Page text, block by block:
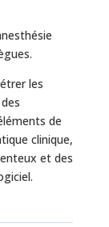
les
de
clinique,
et des